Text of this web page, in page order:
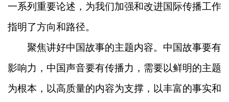
一系列重要论述，为我们加强和改进国际传播工作
指明了方向和路径。
聚焦讲好中国故事的主题内容。中国故事要有
影响力，中国声音要有传播力，需要以鲜明的主题
为根本，以高质量的内容为支撑，以丰富的事实和